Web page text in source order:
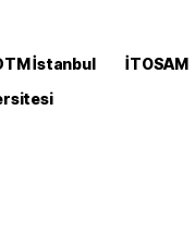
İstanbul İTOSAM